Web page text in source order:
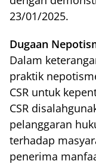
23/01/2025.
Dugaan
Dalam
praktik
CSR untuk
CSR
pelanggaran
terhadap
penerima